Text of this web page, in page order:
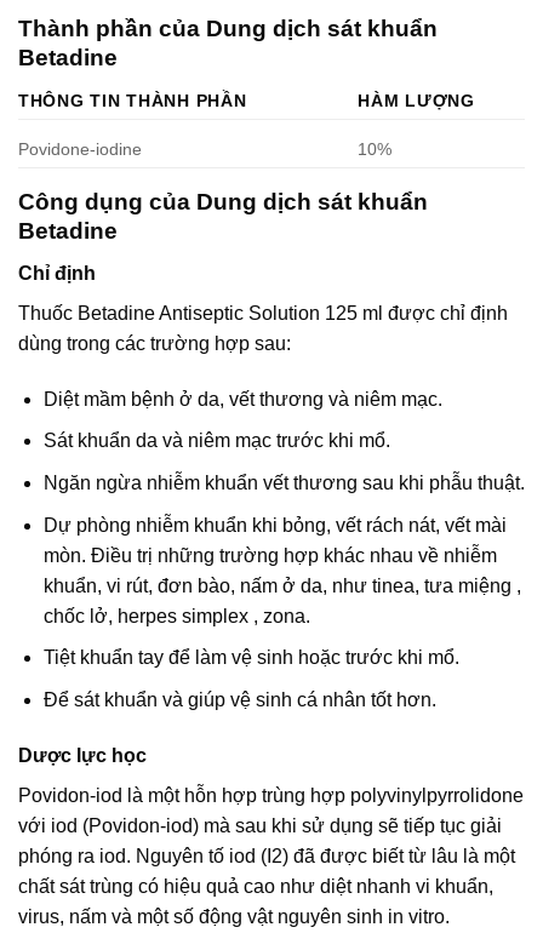
Thành phần của Dung dịch sát khuẩn
Betadine
THÔNG TIN THÀNH PHẦN HÀM LƯỢNG
Povidone-iodine 10%
Công dụng của Dung dịch sát khuẩn
Betadine
Chỉ định
Thuốc Betadine Antiseptic Solution 125 ml được chỉ định
dùng trong các trường hợp sau:
Diệt mầm bệnh ở da, vết thương và niêm mạc.
Sát khuẩn da và niêm mạc trước khi mổ.
Ngăn ngừa nhiễm khuẩn vết thương sau khi phẫu thuật.
Dự phòng nhiễm khuẩn khi bỏng, vết rách nát, vết mài
mòn. Điều trị những trường hợp khác nhau về nhiễm
khuẩn, vi rút, đơn bào, nấm ở da, như tinea, tưa miệng ,
chốc lở, herpes simplex , zona.
Tiệt khuẩn tay để làm vệ sinh hoặc trước khi mổ.
Để sát khuẩn và giúp vệ sinh cá nhân tốt hơn.
Dược lực học
Povidon-iod là một hỗn hợp trùng hợp polyvinylpyrrolidone
với iod (Povidon-iod) mà sau khi sử dụng sẽ tiếp tục giải
phóng ra iod. Nguyên tố iod (I2) đã được biết từ lâu là một
chất sát trùng có hiệu quả cao như diệt nhanh vi khuẩn,
virus, nấm và một số động vật nguyên sinh in vitro.